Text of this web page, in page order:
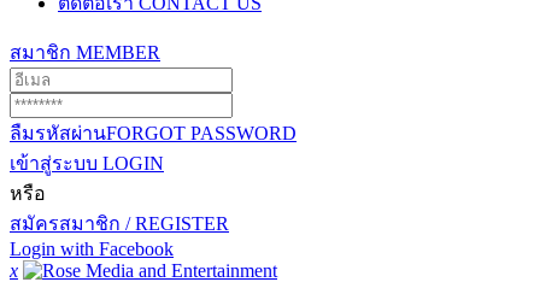
สมาชิก MEMBER
ลืมรหัสผ่านFORGOT PASSWORD
เข้าสู่ระบบ LOGIN
หรือ
สมัครสมาชิก / REGISTER
Login with Facebook
x